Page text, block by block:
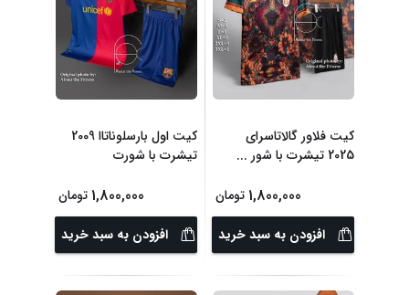
کیت فلاور گالاتاسرای
2025 تیشرت با شور
...
1,800,000 تومان
افزودن به سبد خرید
کیت اول بارسلوناتاا 2009
تیشرت با شورت
1,800,000 تومان
افزودن به سبد خرید